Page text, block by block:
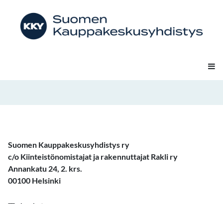
Suomen Kauppakeskusyhdistys ry
c/o Kiinteistönomistajat ja rakennuttajat Rakli ry
Annankatu 24, 2. krs.
00100 Helsinki